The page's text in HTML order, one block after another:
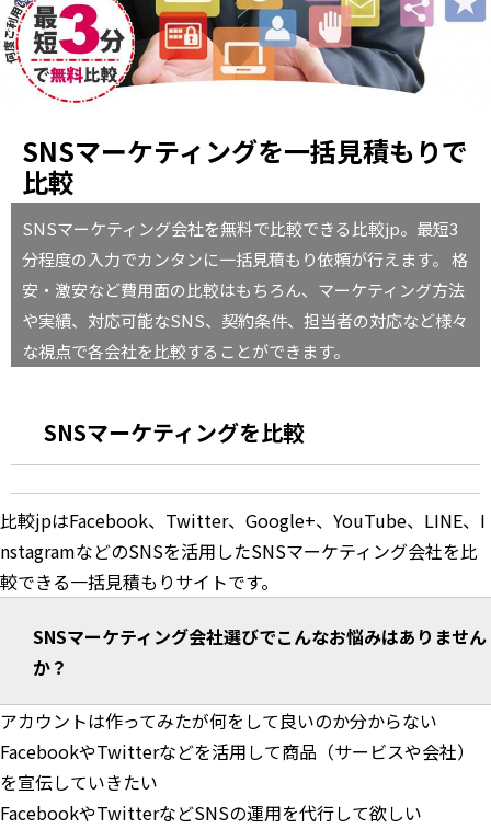
SNSマーケティングを一括見積もりで
比較
SNSマーケティング会社を無料で比較できる比較jp。最短3
分程度の入力でカンタンに一括見積もり依頼が行えます。 格
安・激安など費用面の比較はもちろん、マーケティング方法
や実績、対応可能なSNS、契約条件、担当者の対応など様々
な視点で各会社を比較することができます。
SNSマーケティングを比較
比較jpはFacebook、Twitter、Google+、YouTube、LINE、I
nstagramなどのSNSを活用したSNSマーケティング会社を比
較できる一括見積もりサイトです。
SNSマーケティング会社選びでこんなお悩みはありません
か？
アカウントは作ってみたが何をして良いのか分からない
FacebookやTwitterなどを活用して商品（サービスや会社）
を宣伝していきたい
FacebookやTwitterなどSNSの運用を代行して欲しい